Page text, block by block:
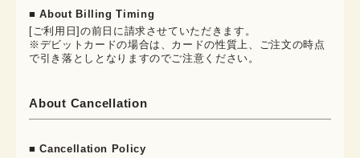
■ About Billing Timing
[ご利用日]の前日に請求させていただきます。
※デビットカードの場合は、カードの性質上、ご注文の時点
で引き落としとなりますのでご注意ください。
About Cancellation
■ Cancellation Policy